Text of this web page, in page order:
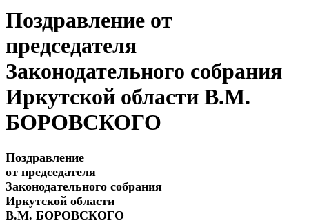
Поздравление от
председателя
Законодательного собрания
Иркутской области В.М.
БОРОВСКОГО
Поздравление
от председателя
Законодательного собрания
Иркутской области
В.М. БОРОВСКОГО